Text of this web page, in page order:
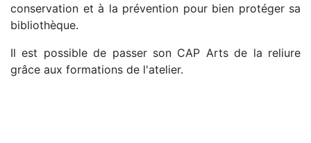
conservation et à la prévention pour bien protéger sa
bibliothèque.
Il est possible de passer son CAP Arts de la reliure
grâce aux formations de l'atelier.